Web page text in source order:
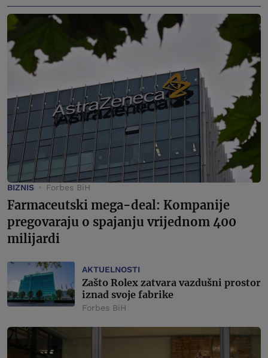
BIZNIS Forbes BiH
Farmaceutski mega-deal: Kompanije
pregovaraju o spajanju vrijednom 400
milijardi
AKTUELNOSTI
Zašto Rolex zatvara vazdušni prostor
iznad svoje fabrike
Forbes BiH